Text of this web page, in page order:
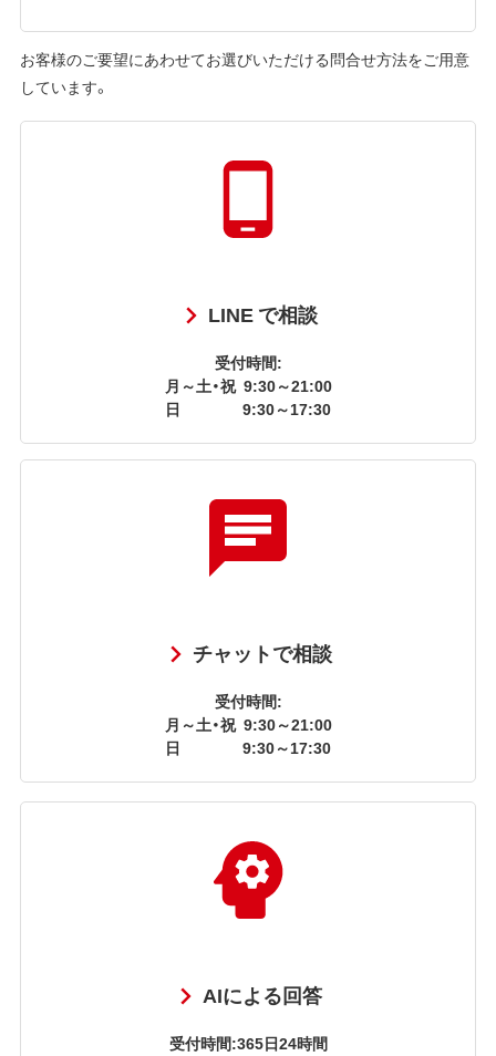
お客様のご要望にあわせてお選びいただける問合せ方法をご用意
しています。
LINE で相談
受付時間:
月～土・祝 9:30～21:00
日
9:30～17:30
チャットで相談
受付時間:
月～土・祝 9:30～21:00
日
9:30～17:30
AIによる回答
受付時間:365日24時間